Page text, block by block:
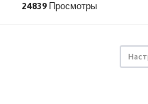
24839 Просмотры